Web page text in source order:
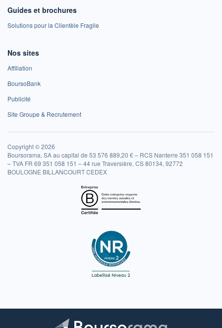
Guides et brochures
Solutions pour la Clientèle Fragile
Nos sites
Affiliation
BoursoBank
Publicité
Site Groupe & Recrutement
Copyright © 2026
Boursorama, SA au capital de 53 576 889,20 € – RCS Nanterre 351 058 151
– TVA FR 69 351 058 151 – 44 rue Traversière, CS 80134, 92772
BOULOGNE BILLANCOURT CEDEX